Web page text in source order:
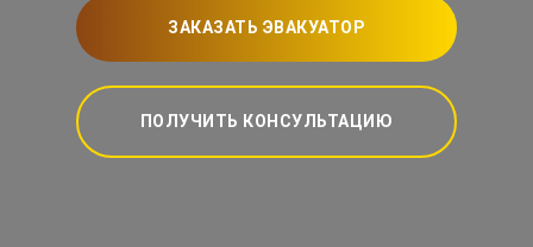
ЗАКАЗАТЬ ЭВАКУАТОР
ПОЛУЧИТЬ КОНСУЛЬТАЦИЮ